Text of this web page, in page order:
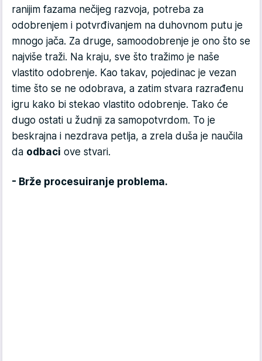
ranijim fazama nečijeg razvoja, potreba za
odobrenjem i potvrđivanjem na duhovnom putu je
mnogo jača. Za druge, samoodobrenje je ono što se
najviše traži. Na kraju, sve što tražimo je naše
vlastito odobrenje. Kao takav, pojedinac je vezan
time što se ne odobrava, a zatim stvara razrađenu
igru kako bi stekao vlastito odobrenje. Tako će
dugo ostati u žudnji za samopotvrdom. To je
beskrajna i nezdrava petlja, a zrela duša je naučila
da odbaci ove stvari.
- Brže procesuiranje problema.